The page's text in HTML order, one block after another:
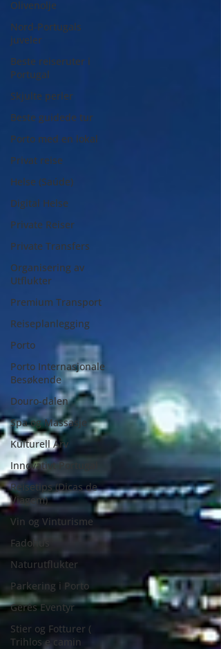
Olivenolje
Nord-Portugals
juveler
Beste reiseruter i
Portugal
Skjulte perler
Beste guidede tur
Porto med en lokal
Privat reise
Helse (Saúde)
Digital Helse
Private Reiser
Private Transfers
Organisering av
Utflukter
Premium Transport
Reiseplanlegging
Porto
Porto Internasjonale
Besøkende
Douro-dalen
Spa og Massasje
Kulturell Arv
Innovativt Portugal
Reisetips (Dicas de
Viagem)
Vin og Vinturisme
Fadohus
Naturutflukter
Parkering i Porto
Gerês Eventyr
Stier og Fotturer (
Trihlos e camin